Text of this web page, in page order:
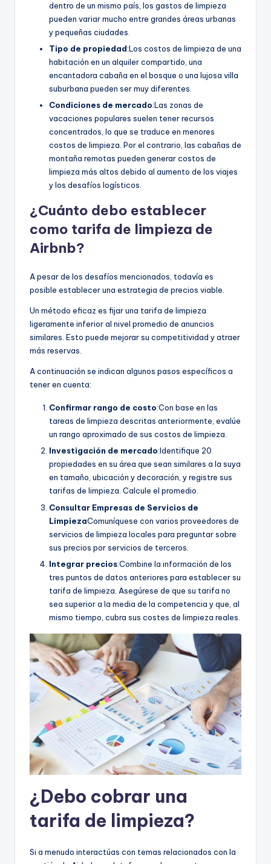
dentro de un mismo país, los gastos de limpieza
pueden variar mucho entre grandes áreas urbanas
y pequeñas ciudades.
Tipo de propiedad:Los costos de limpieza de una
habitación en un alquiler compartido, una
encantadora cabaña en el bosque o una lujosa villa
suburbana pueden ser muy diferentes.
Condiciones de mercado:Las zonas de
vacaciones populares suelen tener recursos
concentrados, lo que se traduce en menores
costos de limpieza. Por el contrario, las cabañas de
montaña remotas pueden generar costos de
limpieza más altos debido al aumento de los viajes
y los desafíos logísticos.
¿Cuánto debo establecer
como tarifa de limpieza de
Airbnb?
A pesar de los desafíos mencionados, todavía es
posible establecer una estrategia de precios viable.
Un método eficaz es fijar una tarifa de limpieza
ligeramente inferior al nivel promedio de anuncios
similares. Esto puede mejorar su competitividad y atraer
más reservas.
A continuación se indican algunos pasos específicos a
tener en cuenta:
Confirmar rango de costo:Con base en las
tareas de limpieza descritas anteriormente, evalúe
un rango aproximado de sus costos de limpieza.
Investigación de mercado:Identifique 20
propiedades en su área que sean similares a la suya
en tamaño, ubicación y decoración, y registre sus
tarifas de limpieza. Calcule el promedio.
Consultar Empresas de Servicios de
LimpiezaComuníquese con varios proveedores de
servicios de limpieza locales para preguntar sobre
sus precios por servicios de terceros.
Integrar precios:Combine la información de los
tres puntos de datos anteriores para establecer su
tarifa de limpieza. Asegúrese de que su tarifa no
sea superior a la media de la competencia y que, al
mismo tiempo, cubra sus costes de limpieza reales.
¿Debo cobrar una
tarifa de limpieza?
Si a menudo interactúas con temas relacionados con la